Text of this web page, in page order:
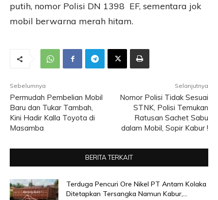
putih, nomor Polisi DN 1398 EF, sementara jok
mobil berwarna merah hitam.
Sebelumnya
Permudah Pembelian Mobil
Baru dan Tukar Tambah,
Kini Hadir Kalla Toyota di
Masamba
Selanjutnya
Nomor Polisi Tidak Sesuai
STNK, Polisi Temukan
Ratusan Sachet Sabu
dalam Mobil, Sopir Kabur !
BERITA TERKAIT
Terduga Pencuri Ore Nikel PT Antam Kolaka
Ditetapkan Tersangka Namun Kabur,...